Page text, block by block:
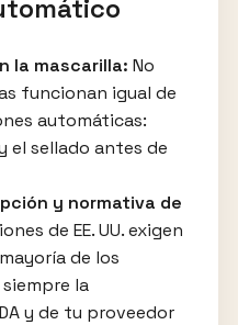
la mascarilla: No
funcionan igual de
automáticas:
el sellado antes de
y normativa de
de EE. UU. exigen
de los
la
y de tu proveedor